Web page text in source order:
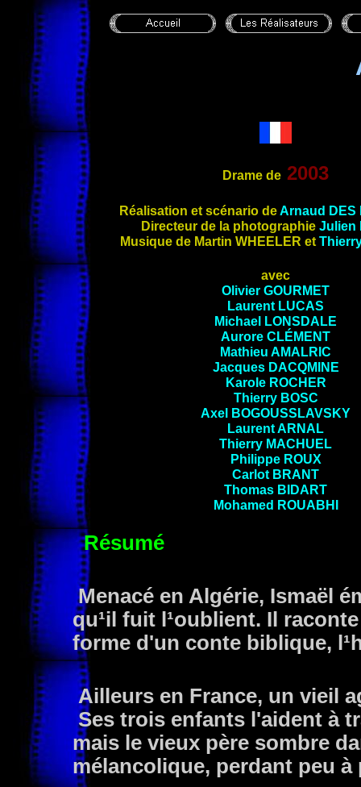
Drame de 2003
Réalisation et scénario deArnaud DES
Directeur de la photographie Julien
Musique de Martin WHEELER et
avec
Olivier GOURMET
Laurent LUCAS
Michael LONSDALE
Aurore CLÉMENT
Mathieu AMALRIC
Jacques DACQMINE
Karole ROCHER
Thierry BOSC
Axel BOGOUSSLAVSKY
LaurentARNAL
Thierry MACHUEL
PhilippeROUX
Carlot BRANT
Thomas BIDART
Mohamed ROUABHI
Résumé
Menacé en Algérie, Ismaël
qu¹il fuit l¹oublient. Il
forme d'un conte biblique,
Ailleurs en France, un vieil
Ses trois enfants l'aident à
mais le vieux père sombre
mélancolique, perdant peu à